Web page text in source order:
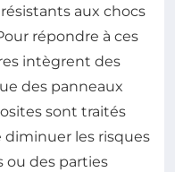
aux chocs
répondre à ces
intègrent des
des panneaux
sont traités
diminuer les risques
ou des parties